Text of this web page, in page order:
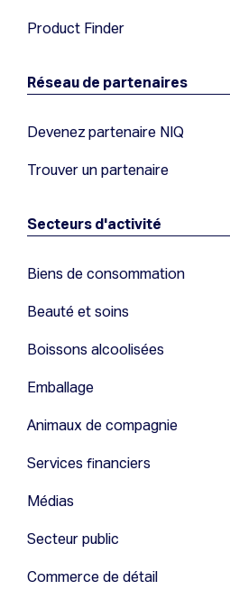
Product Finder
Réseau de partenaires
Devenez partenaire NIQ
Trouver un partenaire
Secteurs d'activité
Biens de consommation
Beauté et soins
Boissons alcoolisées
Emballage
Animaux de compagnie
Services financiers
Médias
Secteur public
Commerce de détail